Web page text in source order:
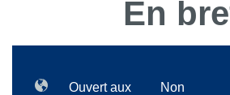
En
Ouvert aux
Non